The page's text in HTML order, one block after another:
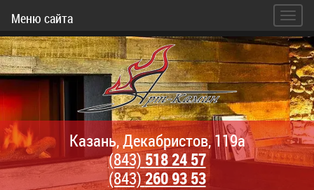
Меню сайта
Казань, Декабристов, 119а
(843)518 24 57
(843)260 93 53